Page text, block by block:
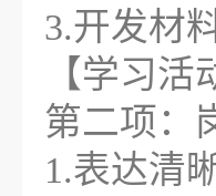
3.开发材
【学习
第二项：
1.表达清